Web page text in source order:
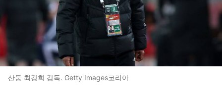
산둥 최강희 감독. Getty Images코리아